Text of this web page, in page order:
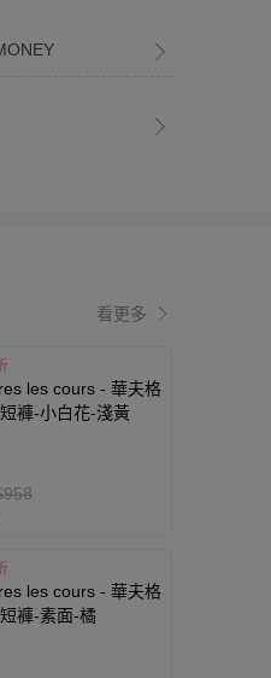
看更多
les cours - 華夫格
褲-小白花-淺黃
les cours - 華夫格
褲-素面-橘